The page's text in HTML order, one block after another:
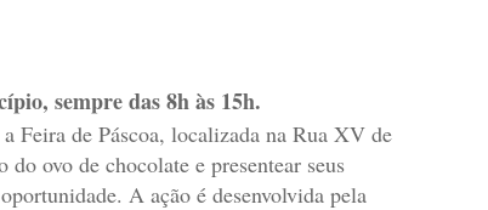
sempre das 8h às 15h.
Feira de Páscoa, localizada na Rua XV de
ovo de chocolate e presentear seus
A ação é desenvolvida pela